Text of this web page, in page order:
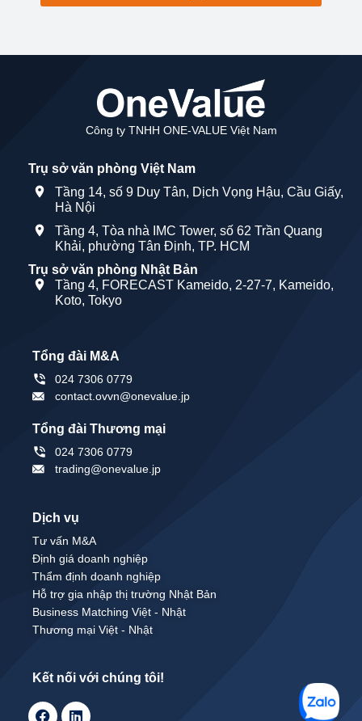
Công ty TNHH ONE-VALUE Việt Nam
Trụ sở văn phòng Việt Nam
Tầng 14, số 9 Duy Tân, Dịch Vọng Hậu, Cầu Giấy,
Hà Nội
Tầng 4, Tòa nhà IMC Tower, số 62 Trần Quang
Khải, phường Tân Định, TP. HCM
Trụ sở văn phòng Nhật Bản
Tầng 4, FORECAST Kameido, 2-27-7, Kameido,
Koto, Tokyo
Tổng đài M&A
024 7306 0779
contact.ovvn@onevalue.jp
Tổng đài Thương mại
024 7306 0779
trading@onevalue.jp
Dịch vụ
Tư vấn M&A
Định giá doanh nghiệp
Thẩm định doanh nghiệp
Hỗ trợ gia nhập thị trường Nhật Bản
Business Matching Việt - Nhật
Thương mại Việt - Nhật
Kết nối với chúng tôi!